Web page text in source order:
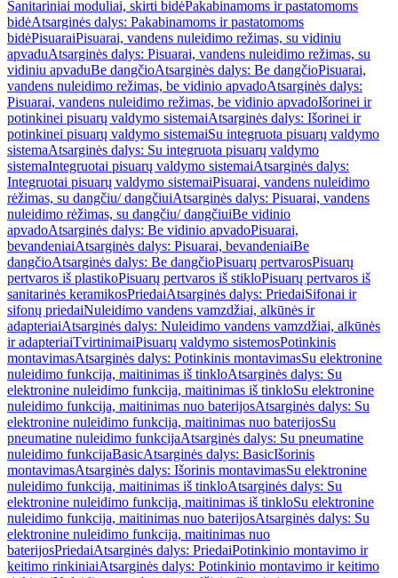
Sanitariniai moduliai, skirti bidėPakabinamoms ir pastatomoms
bidėAtsarginės dalys: Pakabinamoms ir pastatomoms
bidėPisuaraiPisuarai, vandens nuleidimo režimas, su vidiniu
apvaduAtsarginės dalys: Pisuarai, vandens nuleidimo režimas, su
vidiniu apvaduBe dangčioAtsarginės dalys: Be dangčioPisuarai,
vandens nuleidimo režimas, be vidinio apvadoAtsarginės dalys:
Pisuarai, vandens nuleidimo režimas, be vidinio apvadoIšorinei ir
potinkinei pisuarų valdymo sistemaiAtsarginės dalys: Išorinei ir
potinkinei pisuarų valdymo sistemaiSu integruota pisuarų valdymo
sistemaAtsarginės dalys: Su integruota pisuarų valdymo
sistemaIntegruotai pisuarų valdymo sistemaiAtsarginės dalys:
Integruotai pisuarų valdymo sistemaiPisuarai, vandens nuleidimo
rėžimas, su dangčiu/ dangčiuiAtsarginės dalys: Pisuarai, vandens
nuleidimo rėžimas, su dangčiu/ dangčiuiBe vidinio
apvadoAtsarginės dalys: Be vidinio apvadoPisuarai,
bevandeniaiAtsarginės dalys: Pisuarai, bevandeniaiBe
dangčioAtsarginės dalys: Be dangčioPisuarų pertvarosPisuarų
pertvaros iš plastikoPisuarų pertvaros iš stikloPisuarų pertvaros iš
sanitarinės keramikosPriedaiAtsarginės dalys: PriedaiSifonai ir
sifonų priedaiNuleidimo vandens vamzdžiai, alkūnės ir
adapteriaiAtsarginės dalys: Nuleidimo vandens vamzdžiai, alkūnės
ir adapteriaiTvirtinimaiPisuarų valdymo sistemosPotinkinis
montavimasAtsarginės dalys: Potinkinis montavimasSu elektronine
nuleidimo funkcija, maitinimas iš tinkloAtsarginės dalys: Su
elektronine nuleidimo funkcija, maitinimas iš tinkloSu elektronine
nuleidimo funkcija, maitinimas nuo baterijosAtsarginės dalys: Su
elektronine nuleidimo funkcija, maitinimas nuo baterijosSu
pneumatine nuleidimo funkcijaAtsarginės dalys: Su pneumatine
nuleidimo funkcijaBasicAtsarginės dalys: BasicIšorinis
montavimasAtsarginės dalys: Išorinis montavimasSu elektronine
nuleidimo funkcija, maitinimas iš tinkloAtsarginės dalys: Su
elektronine nuleidimo funkcija, maitinimas iš tinkloSu elektronine
nuleidimo funkcija, maitinimas nuo baterijosAtsarginės dalys: Su
elektronine nuleidimo funkcija, maitinimas nuo
baterijosPriedaiAtsarginės dalys: PriedaiPotinkinio montavimo ir
keitimo rinkiniaiAtsarginės dalys: Potinkinio montavimo ir keitimo